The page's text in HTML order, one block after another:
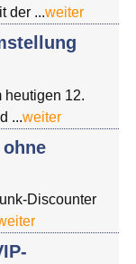
der ...weiter
heutigen 12.
...weiter
ohne
Discounter